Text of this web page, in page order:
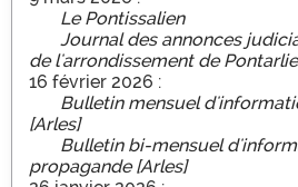
Le Pontissalien
Journal des annonces
de l'arrondissement de
16 février 2026 :
Bulletin mensuel
[Arles]
Bulletin bi-mensuel
propagande [Arles]